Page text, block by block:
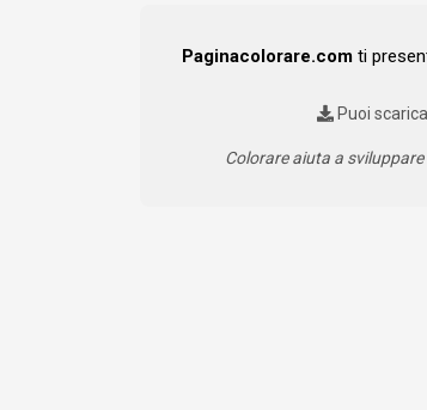
Paginacolorare.comti
Puoi
Colorare aiuta a